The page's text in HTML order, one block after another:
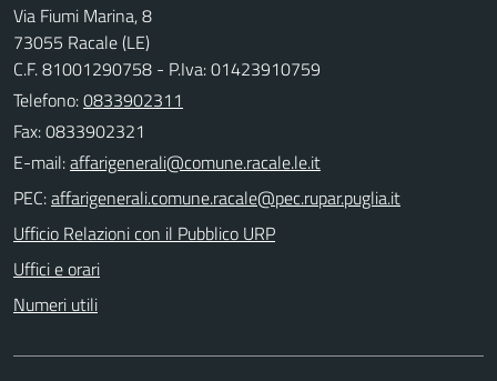
Via Fiumi Marina, 8
73055 Racale (LE)
C.F. 81001290758 - P.Iva: 01423910759
Telefono:0833902311
Fax: 0833902321
E-mail:
PEC:
Ufficio Relazioni con il Pubblico URP
Uffici e orari
Numeri utili